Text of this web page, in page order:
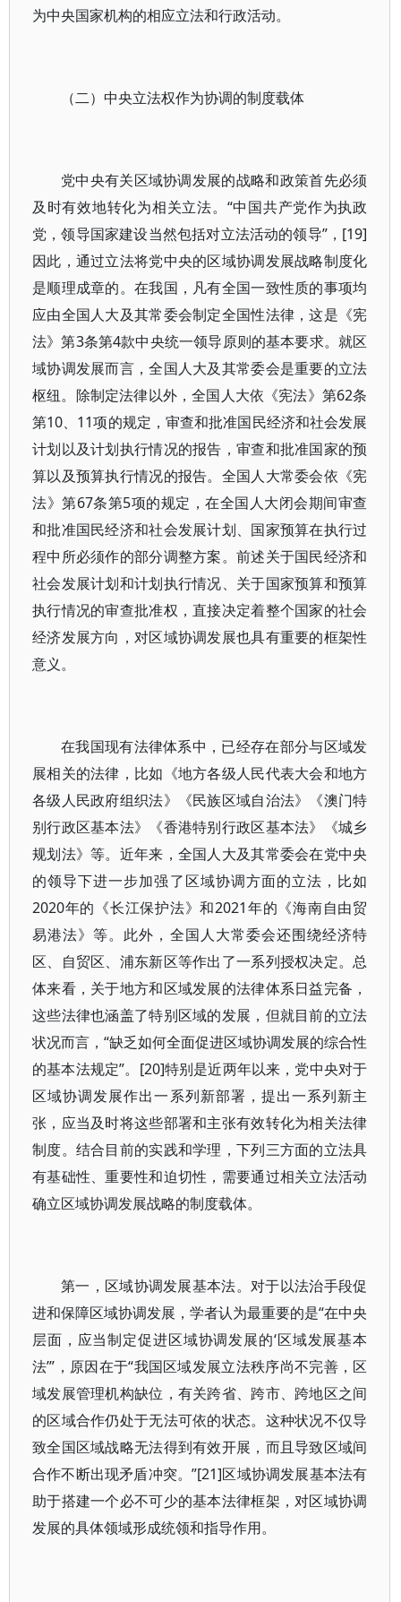
为中央国家机构的相应立法和行政活动。
（二）中央立法权作为协调的制度载体
党中央有关区域协调发展的战略和政策首先必须
及时有效地转化为相关立法。“中国共产党作为执政
党，领导国家建设当然包括对立法活动的领导”，[19]
因此，通过立法将党中央的区域协调发展战略制度化
是顺理成章的。在我国，凡有全国一致性质的事项均
应由全国人大及其常委会制定全国性法律，这是《宪
法》第3条第4款中央统一领导原则的基本要求。就区
域协调发展而言，全国人大及其常委会是重要的立法
枢纽。除制定法律以外，全国人大依《宪法》第62条
第10、11项的规定，审查和批准国民经济和社会发展
计划以及计划执行情况的报告，审查和批准国家的预
算以及预算执行情况的报告。全国人大常委会依《宪
法》第67条第5项的规定，在全国人大闭会期间审查
和批准国民经济和社会发展计划、国家预算在执行过
程中所必须作的部分调整方案。前述关于国民经济和
社会发展计划和计划执行情况、关于国家预算和预算
执行情况的审查批准权，直接决定着整个国家的社会
经济发展方向，对区域协调发展也具有重要的框架性
意义。
在我国现有法律体系中，已经存在部分与区域发
展相关的法律，比如《地方各级人民代表大会和地方
各级人民政府组织法》《民族区域自治法》《澳门特
别行政区基本法》《香港特别行政区基本法》《城乡
规划法》等。近年来，全国人大及其常委会在党中央
的领导下进一步加强了区域协调方面的立法，比如
2020年的《长江保护法》和2021年的《海南自由贸
易港法》等。此外，全国人大常委会还围绕经济特
区、自贸区、浦东新区等作出了一系列授权决定。总
体来看，关于地方和区域发展的法律体系日益完备，
这些法律也涵盖了特别区域的发展，但就目前的立法
状况而言，“缺乏如何全面促进区域协调发展的综合性
的基本法规定”。[20]特别是近两年以来，党中央对于
区域协调发展作出一系列新部署，提出一系列新主
张，应当及时将这些部署和主张有效转化为相关法律
制度。结合目前的实践和学理，下列三方面的立法具
有基础性、重要性和迫切性，需要通过相关立法活动
确立区域协调发展战略的制度载体。
第一，区域协调发展基本法。对于以法治手段促
进和保障区域协调发展，学者认为最重要的是“在中央
层面，应当制定促进区域协调发展的‘区域发展基本
法’”，原因在于“我国区域发展立法秩序尚不完善，区
域发展管理机构缺位，有关跨省、跨市、跨地区之间
的区域合作仍处于无法可依的状态。这种状况不仅导
致全国区域战略无法得到有效开展，而且导致区域间
合作不断出现矛盾冲突。”[21]区域协调发展基本法有
助于搭建一个必不可少的基本法律框架，对区域协调
发展的具体领域形成统领和指导作用。